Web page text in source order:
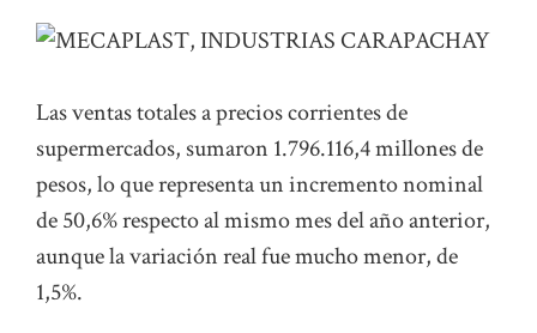
Las ventas totales a precios corrientes de
supermercados, sumaron 1.796.116,4 millones de
pesos, lo que representa un incremento nominal
de 50,6% respecto al mismo mes del año anterior,
aunque la variación real fue mucho menor, de
1,5%.